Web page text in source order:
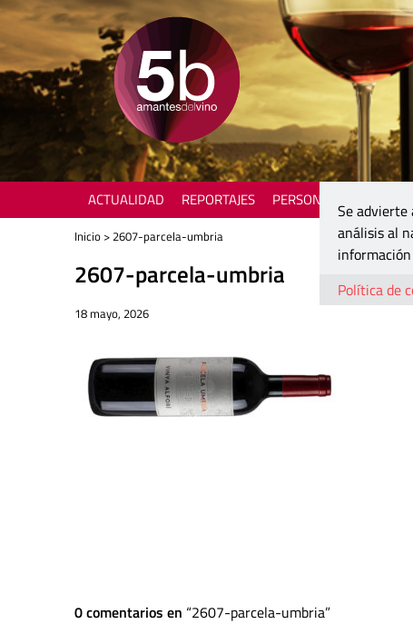
ACTUALIDAD REPORTAJES PERSONAJES
Inicio > 2607-parcela-umbria
2607-parcela-umbria
18 mayo, 2026
0 comentarios en 2607-parcela-umbria
Se advierte
análisis al
Política de